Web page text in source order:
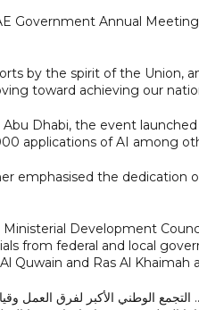
Government Annual
by the spirit of the Union,
toward achieving our
Dhabi, the event
applications of AI among
emphasised the dedication
Development
from federal and local
Quwain and Ras Al Khaimah
الوطني الأكبر لفرق العمل